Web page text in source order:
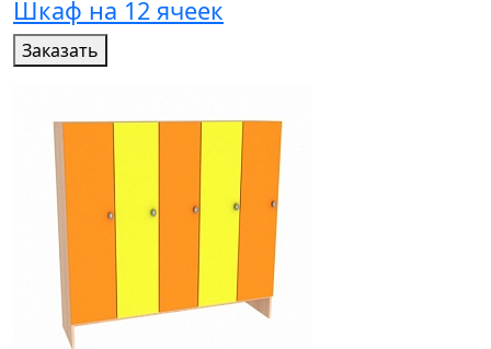
Шкаф на 12 ячеек
Заказать